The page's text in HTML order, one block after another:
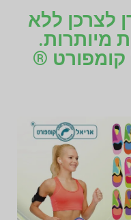
לצרכן ללא
מיותרות.
®